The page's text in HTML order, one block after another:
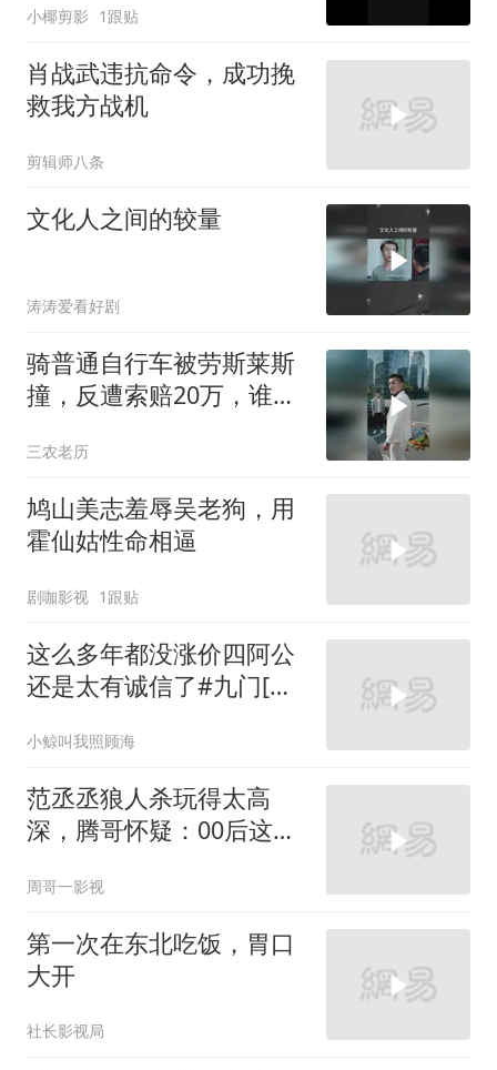
小椰剪影 1跟贴
肖战武违抗命令，成功挽
救我方战机
剪辑师八条
文化人之间的较量
涛涛爱看好剧
骑普通自行车被劳斯莱斯
撞，反遭索赔20万，谁知
三农老历
鸠山美志羞辱吴老狗，用
霍仙姑性命相逼
剧咖影视 1跟贴
这么多年都没涨价四阿公
还是太有诚信了#九门[话
小鲸叫我照顾海
范丞丞狼人杀玩得太高
深，腾哥怀疑：00后这么
周哥一影视
第一次在东北吃饭，胃口
大开
社长影视局